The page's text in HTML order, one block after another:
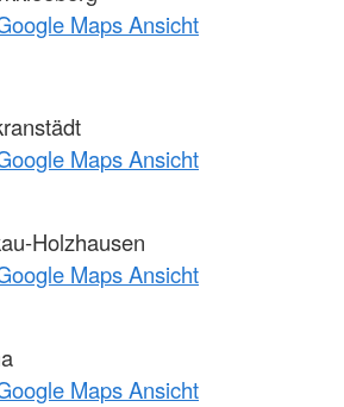
Maps Ansicht
Maps Ansicht
Holzhausen
Maps Ansicht
Maps Ansicht